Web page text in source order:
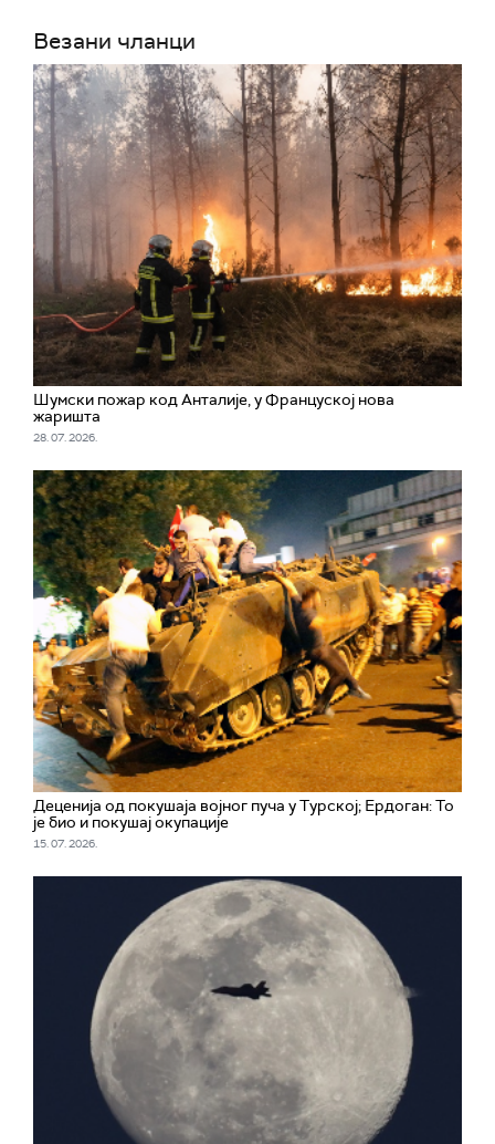
Везани чланци
Шумски пожар код Анталије, у Француској нова
жаришта
28. 07. 2026.
Деценија од покушаја војног пуча у Турској; Ердоган: То
је био и покушај окупације
15. 07. 2026.